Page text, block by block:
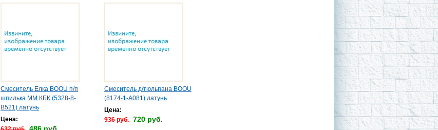
Смеситель Елка BOOU п/п
шпилька ММ КБК (5328-8-
В521) латунь
Цена:
Смеситель д/тюльпана BOOU
(8174-1-А081) латунь
Цена:
936 руб. 720 руб.